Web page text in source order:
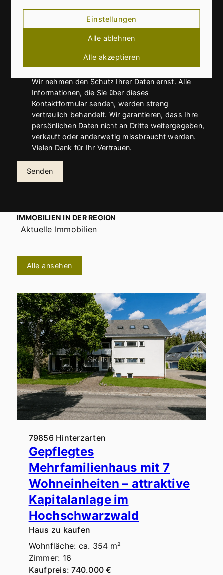
Datenschutzerklärungzur Kenntnis genommen
Wir nehmen den Schutz Ihrer Daten ernst. Alle
Informationen, die Sie über dieses
Kontaktformular senden, werden streng
vertraulich behandelt. Wir garantieren, dass Ihre
persönlichen Daten nicht an Dritte weitergegeben,
verkauft oder anderweitig missbraucht werden.
Vielen Dank für Ihr Vertrauen.
Senden
IMMOBILIEN IN DER REGION
Aktuelle Immobilien
Alle ansehen
79856 Hinterzarten
Gepflegtes
Mehrfamilienhaus mit 7
Wohneinheiten – attraktive
Kapitalanlage im
Hochschwarzwald
Haus zu kaufen
Wohnfläche: ca. 354 m²
Zimmer: 16
Kaufpreis: 740.000 €
Einstellungen
Alle ablehnen
Alle akzeptieren